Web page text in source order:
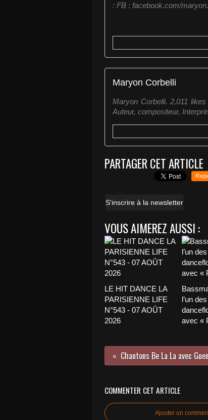
: FB : facebook.com/
Maryon Corbelli
Maryon Corbelli. 2,011
Auteur, compositeur,
PARTAGER CET ARTICLE
S'inscrire à la newsletter
VOUS AIMEREZ AUSSI :
LE HIT DANCE LA
PARISIENNE LIFE
N°543 - 07 AOÛT
2026
l’un
avec «
COMMENTER CET ARTICLE
Ajouter un